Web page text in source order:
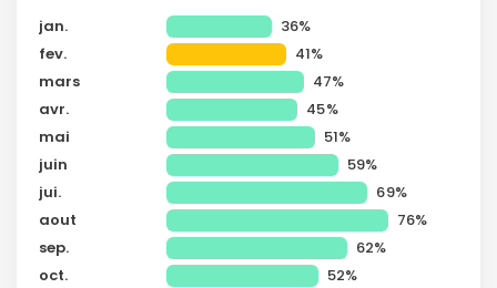
jan.
36%
fev.
41%
mars
47%
avr.
45%
mai
51%
juin
59%
jui.
69%
aout
76%
sep.
62%
oct.
52%
confidentialité.